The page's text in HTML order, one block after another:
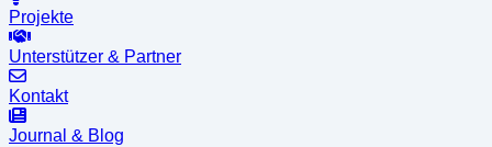
Projekte
Unterstützer & Partner
Kontakt
Journal & Blog